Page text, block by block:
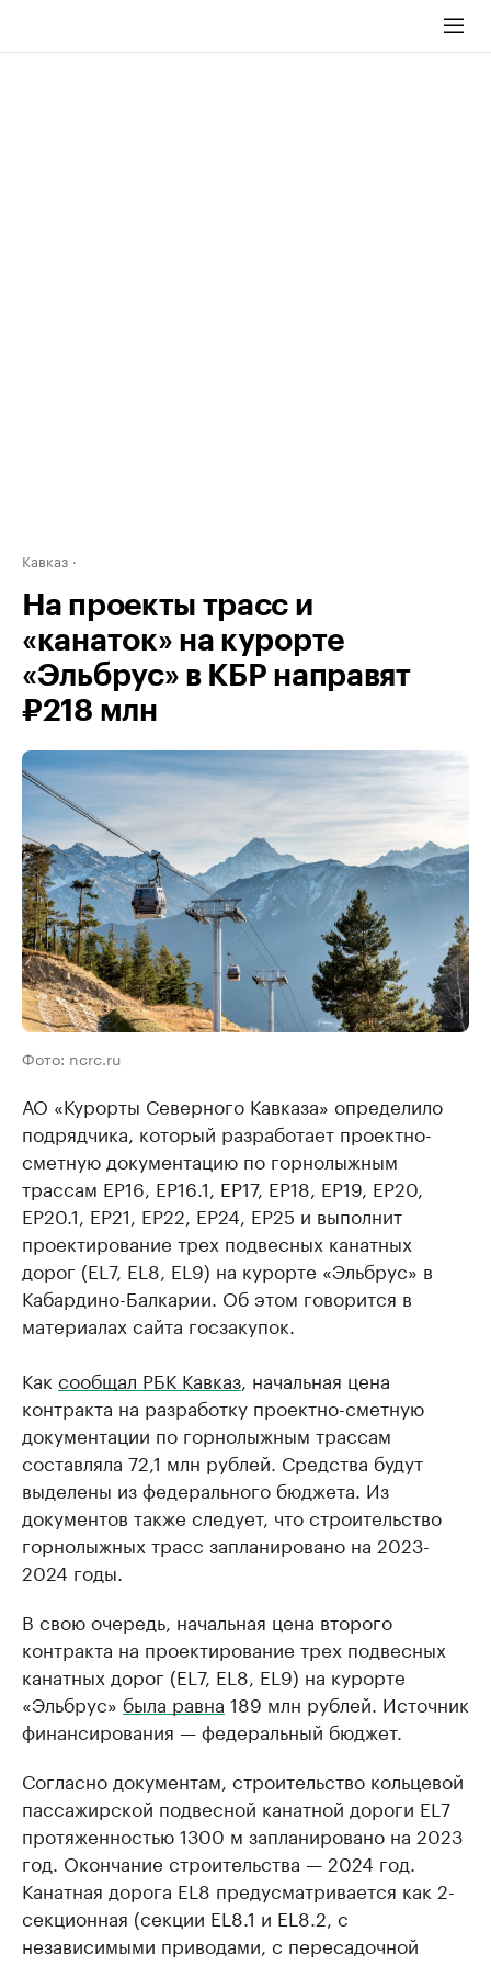
Кавказ
На проекты трасс и
«канаток» на курорте
«Эльбрус» в КБР направят
₽218 млн
Фото: ncrc.ru
АО «Курорты Северного Кавказа» определило
подрядчика, который разработает проектно-
сметную документацию по горнолыжным
трассам EP16, EP16.1, EP17, EP18, EP19, EP20,
EP20.1, EP21, EP22, EP24, EP25 и выполнит
проектирование трех подвесных канатных
дорог (EL7, EL8, EL9) на курорте «Эльбрус» в
Кабардино-Балкарии. Об этом говорится в
материалах сайта госзакупок.
Как сообщал РБК Кавказ , начальная цена
контракта на разработку проектно-сметную
документации по горнолыжным трассам
составляла 72,1 млн рублей. Средства будут
выделены из федерального бюджета. Из
документов также следует, что строительство
горнолыжных трасс запланировано на 2023-
2024 годы.
В свою очередь, начальная цена второго
контракта на проектирование трех подвесных
канатных дорог (EL7, EL8, EL9) на курорте
«Эльбрус» была равна 189 млн рублей. Источник
финансирования — федеральный бюджет.
Согласно документам, строительство кольцевой
пассажирской подвесной канатной дороги EL7
протяженностью 1300 м запланировано на 2023
год. Окончание строительства — 2024 год.
Канатная дорога EL8 предусматривается как 2-
секционная (секции EL8.1 и EL8.2, с
независимыми приводами, с пересадочной